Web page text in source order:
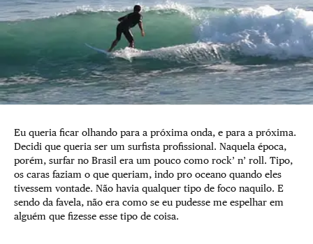
Eu queria ficar olhando para a próxima onda, e para a próxima.
Decidi que queria ser um surfista profissional. Naquela época,
porém, surfar no Brasil era um pouco como rock’ n’ roll. Tipo,
os caras faziam o que queriam, indo pro oceano quando eles
tivessem vontade. Não havia qualquer tipo de foco naquilo. E
sendo da favela, não era como se eu pudesse me espelhar em
alguém que fizesse esse tipo de coisa.